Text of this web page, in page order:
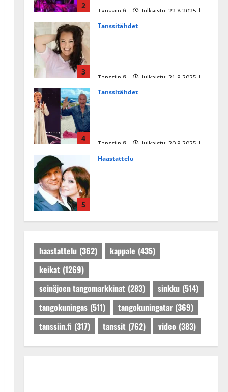
2
Tanssiin.fi
Julkaistu: 22.8.2025 |
3
Tanssitähdet
Tanssiin.fi
Julkaistu: 21.8.2025 |
4
Tanssitähdet
Tanssiin.fi
Julkaistu: 20.8.2025 |
5
Haastattelu
Tanssiin.fi
Julkaistu: 27.4.2025 |
haastattelu (362) kappale (435)
keikat (1269)
seinäjoen tangomarkkinat (283) sinkku (514)
tangokuningas (511) tangokuningatar (369)
tanssiin.fi (317) tanssit (762) video (383)